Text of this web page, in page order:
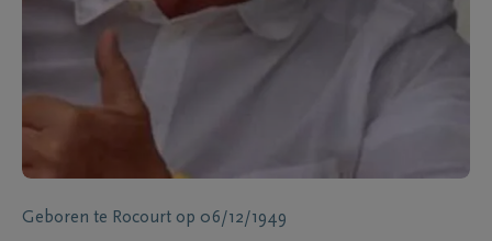
Geboren te Rocourt op 06/12/1949